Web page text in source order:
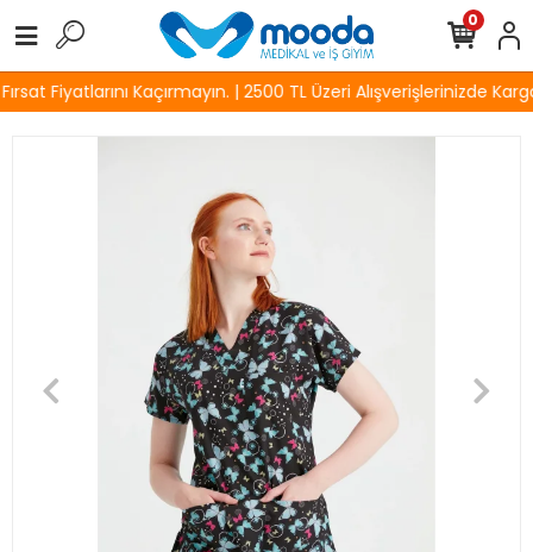
Fiyatlarını Kaçırmayın. | 2500 TL Üzeri Alışverişlerinizde
0